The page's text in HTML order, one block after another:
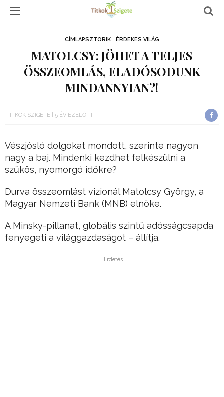
CÍMLAPSZTORIK ÉRDEKES VILÁG
MATOLCSY: JÖHET A TELJES
ÖSSZEOMLÁS, ELADÓSODUNK
MINDANNYIAN?!
TITKOK SZIGETE 5 ÉV EZELŐTT
Vészjósló dolgokat mondott, szerinte nagyon
nagy a baj. Mindenki kezdhet felkészülni a
szűkös, nyomorgó időkre?
Durva összeomlást vizionál Matolcsy György, a
Magyar Nemzeti Bank (MNB) elnöke.
A Minsky-pillanat, globális szintű adósságcsapda
fenyegeti a világgazdaságot – állítja.
Hirdetés